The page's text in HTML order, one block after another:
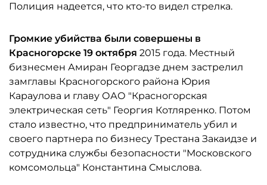
Полиция надеется, что кто-то видел стрелка.
Громкие убийства были совершены в
Красногорске 19 октября 2015 года. Местный
бизнесмен Амиран Георгадзе днем застрелил
замглавы Красногорского района Юрия
Караулова и главу ОАО "Красногорская
электрическая сеть" Георгия Котляренко. Потом
стало известно, что предприниматель убил и
своего партнера по бизнесу Трестана Закаидзе и
сотрудника службы безопасности "Московского
комсомольца" Константина Смыслова.